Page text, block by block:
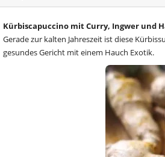
Kürbiscapuccino mit Curry, Ingwer und
Gerade zur kalten Jahreszeit ist diese
gesundes Gericht mit einem Hauch Exotik.